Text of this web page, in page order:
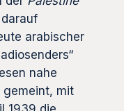
arabischer
nahe
gemeint, mit